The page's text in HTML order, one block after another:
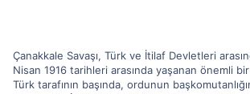
Çanakkale Savaşı, Türk ve İtilaf Devletleri
Nisan 1916 tarihleri arasında yaşanan önemli
Türk tarafının başında, ordunun